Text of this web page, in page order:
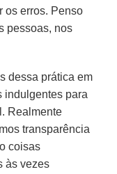
os erros. Penso
pessoas, nos
dessa prática em
indulgentes para
Realmente
transparência
coisas
às vezes